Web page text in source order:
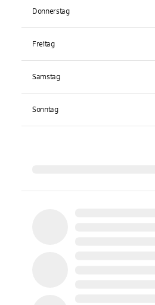
Donnerstag
Freitag
Samstag
Sonntag